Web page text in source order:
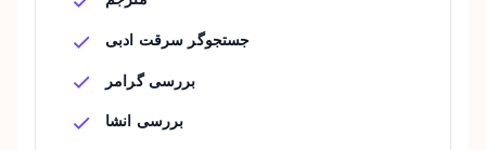
جستجوگر سرقت ادبی
بررسی گرامر
بررسی انشا